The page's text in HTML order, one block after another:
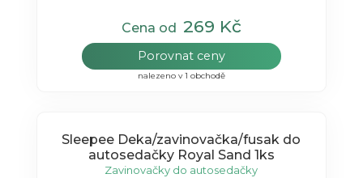
Cena od 269 Kč
Porovnat ceny
nalezeno v 1 obchodě
Sleepee Deka/zavinovačka/fusak do
autosedačky Royal Sand 1ks
Zavinovačky do autosedačky